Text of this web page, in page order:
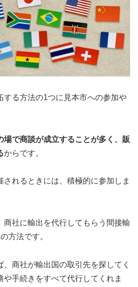
する方法の1つに見本市への参加や
場で商談が成立することが多く、販
からです。
されるときには、積極的に参加しま
商社に輸出を代行してもらう間接輸
方法です。
、商社が輸出国の取引先を探してく
や手続きをすべて代行してくれま